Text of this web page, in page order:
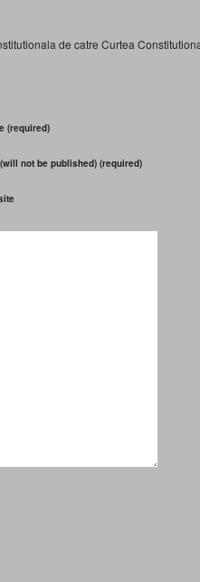
de catre Curtea
(required)
not be published) (required)